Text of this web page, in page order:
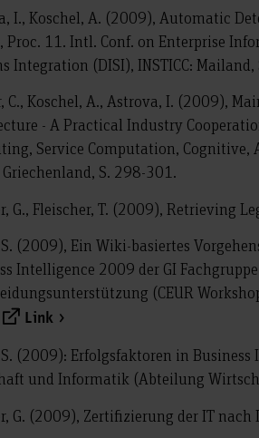
I., Koschel, A. (2009), Automatic
Proc. 11. Intl. Conf. on Enterprise
Integration (DISI), INSTICC:
C., Koschel, A., Astrova, I. (2009),
- A Practical Industry
Service Computation, Cognitive,
S. 298-301.
G., Fleischer, T. (2009), Retrieving
(2009), Ein Wiki-basiertes
Intelligence 2009 der GI
(CEUR
Link
(2009): Erfolgsfaktoren in
und Informatik (Abteilung
G. (2009), Zertifizierung der IT